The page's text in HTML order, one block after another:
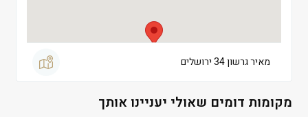
מאיר גרשון 34 ירושלים
מקומות דומים שאולי יעניינו אותך